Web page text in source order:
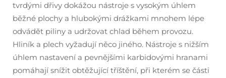
tvrdými dřivy dokážou nástroje s vysokým úhlem
běžné plochy a hlubokými drážkami mnohem lépe
odvádět piliny a udržovat chlad během provozu.
Hliník a plech vyžadují něco jiného. Nástroje s nižším
úhlem nastavení a pevnějšími karbidovými hranami
pomáhají snížit obtěžující tříštění, při kterém se části